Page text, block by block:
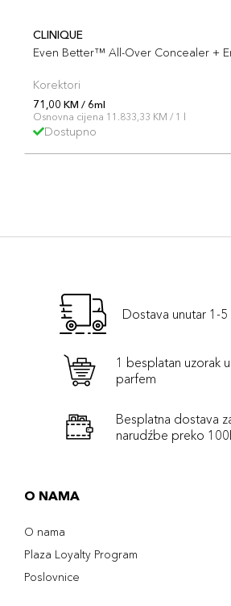
CLINIQUE
Even Better™ All-Over Concealer +
Korektori
71,00 KM / 6ml
Osnovna cijena 11.833,33 KM / 1 l
Dostupno
Dostava unutar 1-5
1 besplatan uzorak
parfem
Besplatna dostava
narudźbe preko
O NAMA
O nama
Plaza Loyalty Program
Poslovnice